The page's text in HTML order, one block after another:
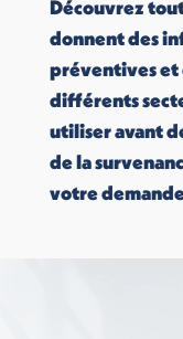
Découvrez
donnent des
préventives et
différents
utiliser avant
de la
votre